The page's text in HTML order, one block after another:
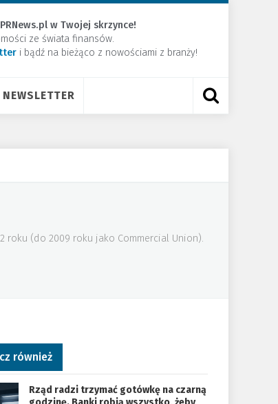
w Twojej skrzynce!
ze świata finansów.
​i bądź na bieżąco z nowościami z branży!
NEWSLETTER
roku (do 2009 roku jako Commercial Union).
również
Rząd radzi trzymać gotówkę na czarną